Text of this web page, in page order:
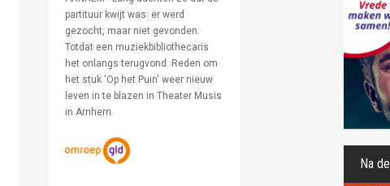
partituur kwijt was: er werd
gezocht, maar niet gevonden.
Totdat een muziekbibliothecaris
het onlangs terugvond. Reden om
het stuk 'Op het Puin' weer nieuw
leven in te blazen in Theater Musis
in Arnhem.
Na